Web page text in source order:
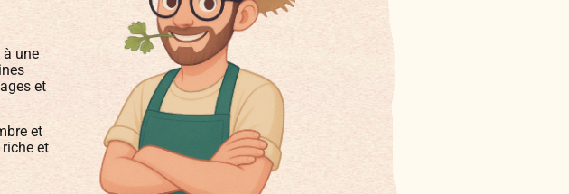
à une
et
et
et